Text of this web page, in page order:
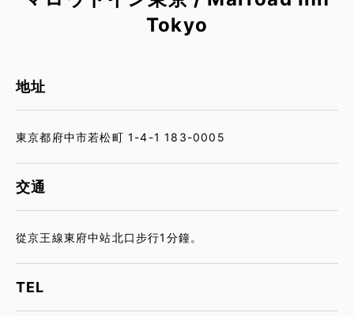
Tokyo
地址
東京都府中市若松町 1-4-1 183-0005
交通
從京王線東府中站北口步行1分鐘。
TEL